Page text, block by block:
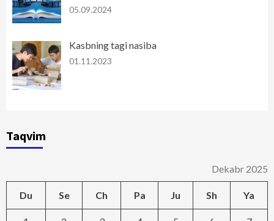
05.09.2024
Kasbning tagi nasiba
01.11.2023
Taqvim
Dekabr 2025
Du Se Ch Pa Ju Sh Ya